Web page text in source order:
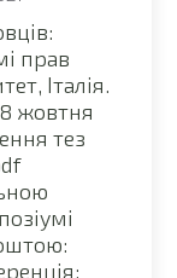
прав
Італія.
жовтня
тез